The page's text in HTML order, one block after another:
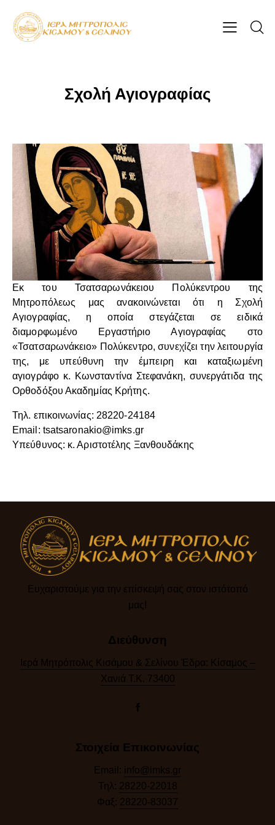
Σχολή Αγιογραφίας
Εκ του Τσατσαρωνάκειου Πολύκεντρου της
Μητροπόλεως μας ανακοινώνεται ότι η Σχολή
Αγιογραφίας, η οποία στεγάζεται σε ειδικά
διαμορφωμένο Εργαστήριο Αγιογραφίας στο
«Τσατσαρωνάκειο» Πολύκεντρο, συνεχίζει την λειτουργία
της, με υπεύθυνη την έμπειρη και καταξιωμένη
αγιογράφο κ. Κωνσταντίνα Στεφανάκη, συνεργάτιδα της
Ορθοδόξου Ακαδημίας Κρήτης.
Τηλ. επικοινωνίας: 28220-24184
Email: tsatsaronakio@imks.gr
Υπεύθυνος: κ. Αριστοτέλης Ξανθουδάκης
Ευχαριστούμε για την επίσκεψή σας στον ιστότοπό
μας!​
Διεύθυνση
Ιερά Μητρόπολις Κισάμου & Σελίνου Έδρα: Κίσαμος –
Χανιά Τ.Κ. 73400
Στοιχεία Επικοινωνίας
Email: info@imks.gr
Τηλ: 28220-22018
Φαξ: 28220-83037